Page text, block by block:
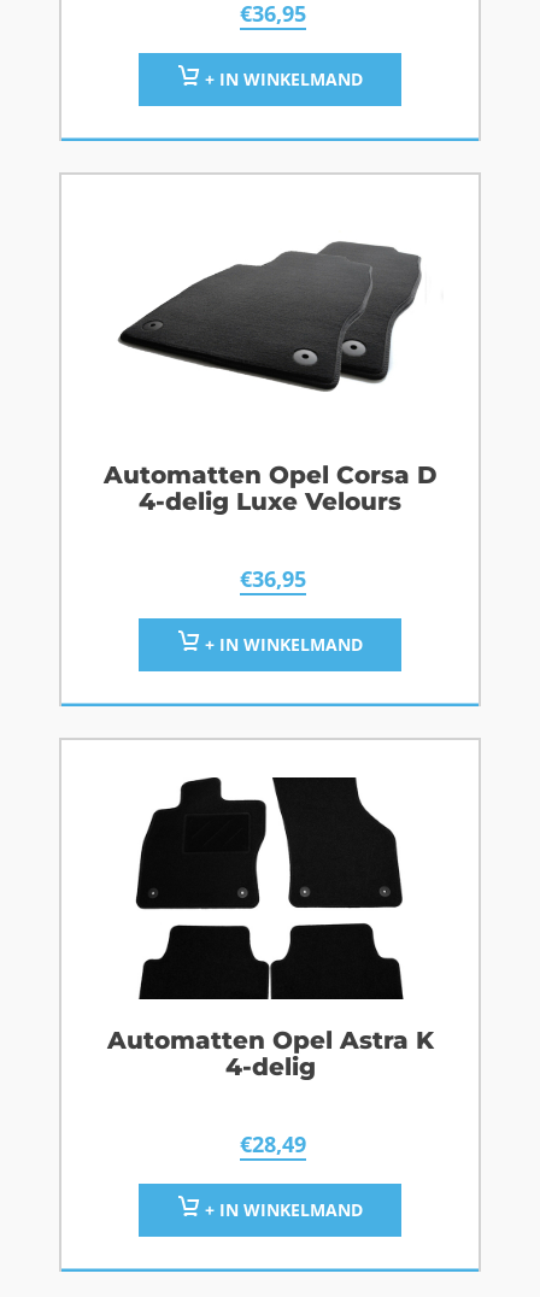
€36,95
+ IN WINKELMAND
Automatten Opel Corsa D
4-delig Luxe Velours
€36,95
+ IN WINKELMAND
Automatten Opel Astra K
4-delig
€28,49
+ IN WINKELMAND